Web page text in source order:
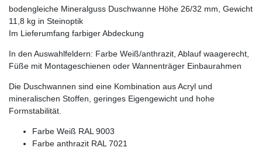
bodengleiche Mineralguss Duschwanne Höhe 26/32 mm, Gewicht
11,8 kg in Steinoptik
Im Lieferumfang farbiger Abdeckung
In den Auswahlfeldern: Farbe Weiß/anthrazit, Ablauf waagerecht,
Füße mit Montageschienen oder Wannenträger Einbaurahmen
Die Duschwannen sind eine Kombination aus Acryl und
mineralischen Stoffen, geringes Eigengewicht und hohe
Formstabilität.
Farbe Weiß RAL 9003
Farbe anthrazit RAL 7021